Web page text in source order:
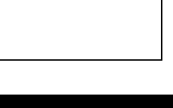
Facebook
Instagram